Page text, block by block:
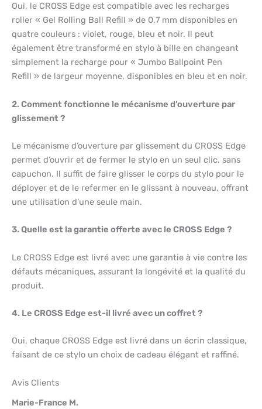
Oui, le CROSS Edge est compatible avec les recharges
roller « Gel Rolling Ball Refill » de 0,7 mm disponibles en
quatre couleurs : violet, rouge, bleu et noir. Il peut
également être transformé en stylo à bille en changeant
simplement la recharge pour « Jumbo Ballpoint Pen
Refill » de largeur moyenne, disponibles en bleu et en noir.
2. Comment fonctionne le mécanisme d’ouverture par
glissement ?
Le mécanisme d’ouverture par glissement du CROSS Edge
permet d’ouvrir et de fermer le stylo en un seul clic, sans
capuchon. Il suffit de faire glisser le corps du stylo pour le
déployer et de le refermer en le glissant à nouveau, offrant
une utilisation d’une seule main.
3. Quelle est la garantie offerte avec le CROSS Edge ?
Le CROSS Edge est livré avec une garantie à vie contre les
défauts mécaniques, assurant la longévité et la qualité du
produit.
4. Le CROSS Edge est-il livré avec un coffret ?
Oui, chaque CROSS Edge est livré dans un écrin classique,
faisant de ce stylo un choix de cadeau élégant et raffiné.
Avis Clients
Marie-France M.